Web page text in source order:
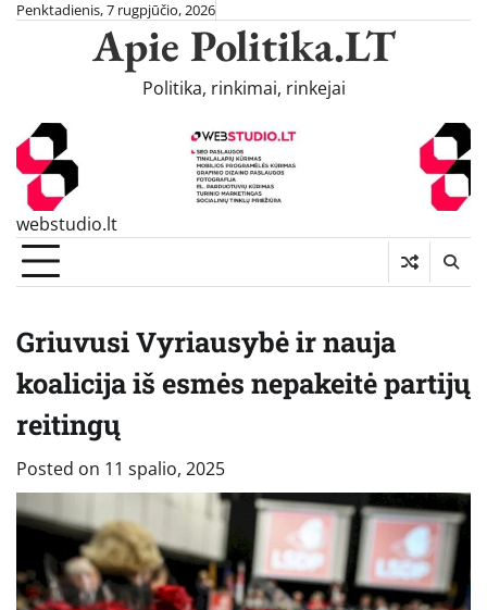
SkipPenktadienis, 7 rugpjūčio, 2026
Apie Politika.LT
Politika, rinkimai, rinkejai
webstudio.lt
Griuvusi Vyriausybė ir nauja
koalicija iš esmės nepakeitė partijų
reitingų
Posted on 11 spalio, 2025